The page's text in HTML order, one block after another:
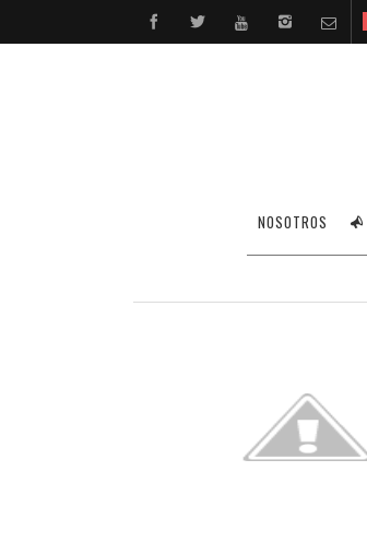
NOSOTROS